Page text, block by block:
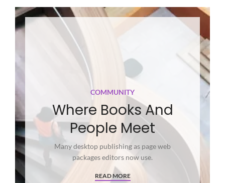
COMMUNITY
Where Books And
People Meet
Many desktop publishing as page web
packages editors now use.
READ MORE